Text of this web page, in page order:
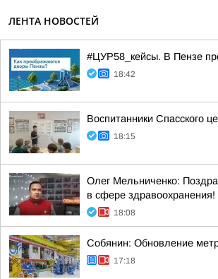
ЛЕНТА НОВОСТЕЙ
#ЦУР58_кейсы. В Пензе
18:42
Воспитанники Спасского
18:15
Олег Мельниченко:
в сфере
18:08
Собянин: Обновление
17:18